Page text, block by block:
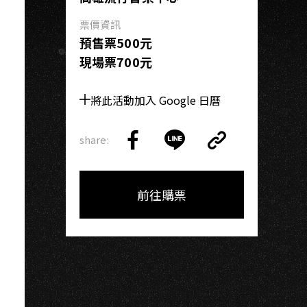
票價資訊
預售票500元
現場票700元
將此活動加入 Google 日曆
share:
on
Facebook
on
LINE
Link
Copy
前往購票